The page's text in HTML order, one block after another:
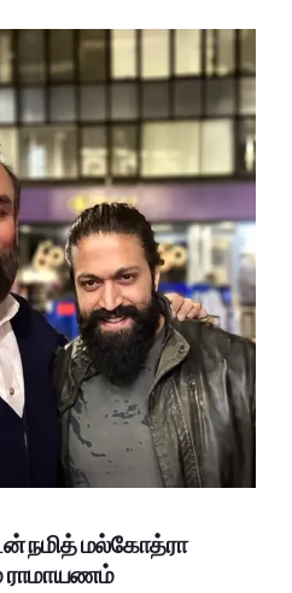
நமித் மல்கோத்ரா
ராமாயணம்